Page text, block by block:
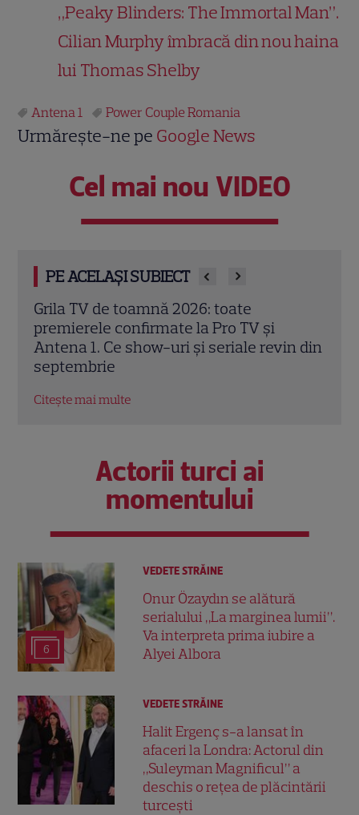
„Peaky Blinders: The Immortal Man”.
Cilian Murphy îmbracă din nou haina
lui Thomas Shelby
Antena 1 Power Couple Romania
Urmărește-ne pe Google News
Cel mai nou VIDEO
PE ACELAȘI SUBIECT
„Îmi este frică de Nea Mărin, dar vreau să
arăt ce pot”. Ce vedete intră în noua
ediție „Poftiți pe la noi – Poftiți la
întrecere”
Citește mai multe
Actorii turci ai
momentului
6
VEDETE STRĂINE
Onur Özaydın se alătură
serialului „La marginea lumii”.
Va interpreta prima iubire a
Alyei Albora
VEDETE STRĂINE
Halit Ergenç s-a lansat în
afaceri la Londra: Actorul din
„Suleyman Magnificul” a
deschis o rețea de plăcintării
turcești